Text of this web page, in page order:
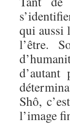
qui aussi
l’être.
d’autant
Shô,
l’image